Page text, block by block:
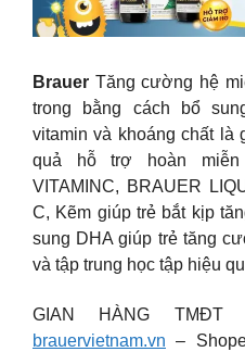
Brauer Tăng cường hệ
trong bằng cách bổ
vitamin và khoáng chất là
quả hỗ trợ hoàn
VITAMINC, BRAUER
C, Kẽm giúp trẻ bắt kịp
sung DHA giúp trẻ tăng
và tập trung học tập hiệu
GIAN HÀNG
brauervietnam.vn –